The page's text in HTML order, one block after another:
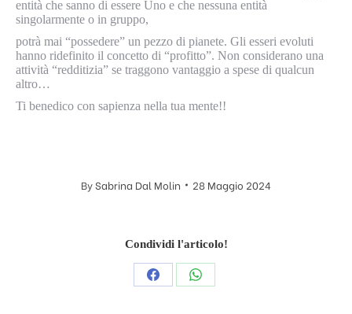
entità che sanno di essere Uno e che nessuna entità
singolarmente o in gruppo,
potrà mai “possedere” un pezzo di pianete. Gli esseri evoluti
hanno ridefinito il concetto di “profitto”. Non considerano una
attività “redditizia” se traggono vantaggio a spese di qualcun
altro…
Ti benedico con sapienza nella tua mente!!
BySabrina Dal Molin 28 Maggio 2024
Condividi l'articolo!
CondividiCondividi